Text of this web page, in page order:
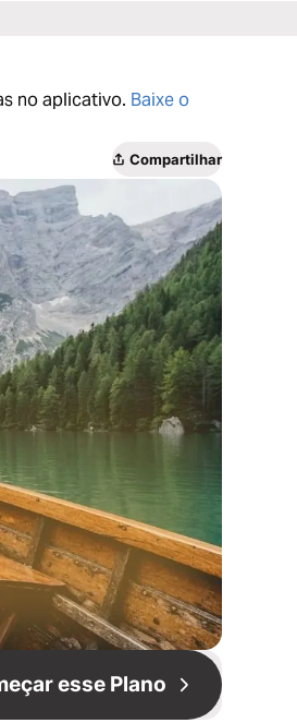
no aplicativo. Baixe o
Compartilhar
esse Plano